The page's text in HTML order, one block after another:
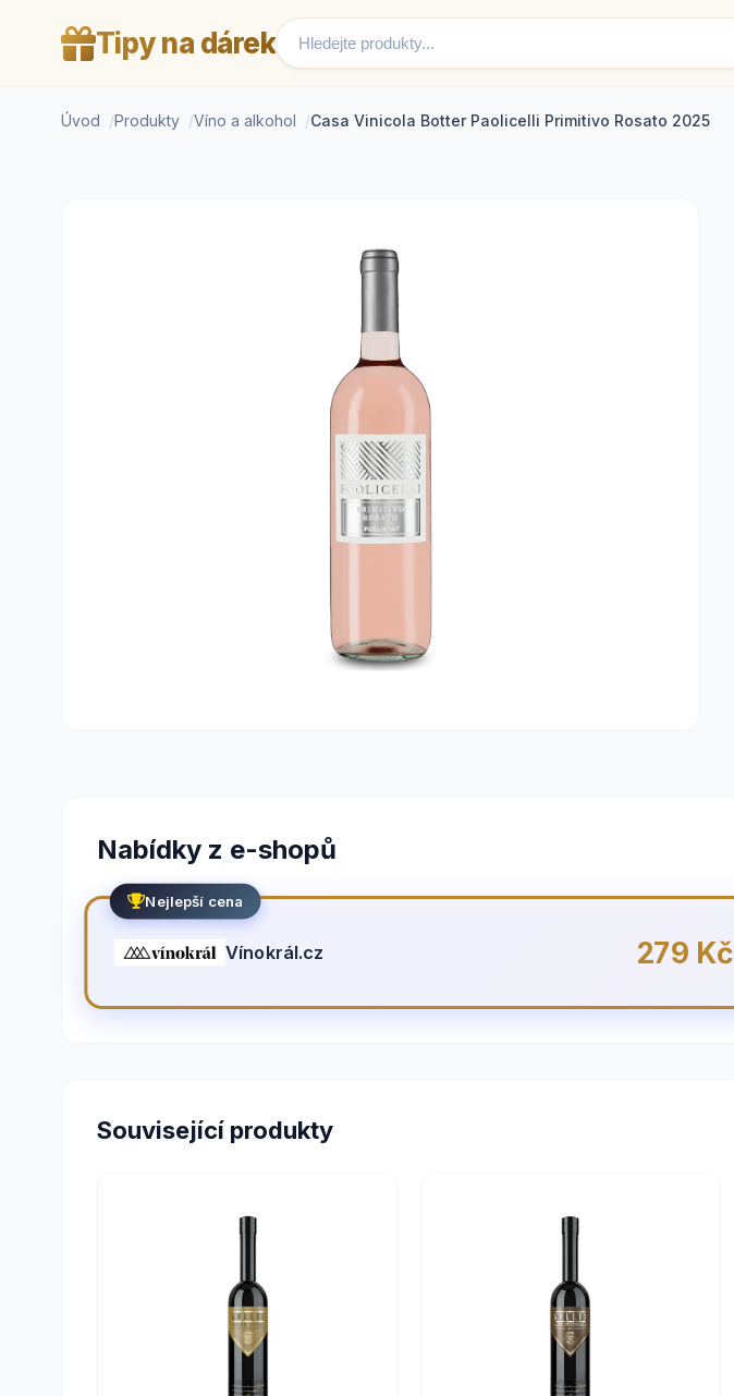
Tipy na dárek
Úvod Produkty Víno a alkohol Casa Vinicola Botter Paolicelli Primitivo Rosato 2025
Nabídky z e-shopů
Nejlepší cena
Vínokrál.cz 279 Kč
Související produkty